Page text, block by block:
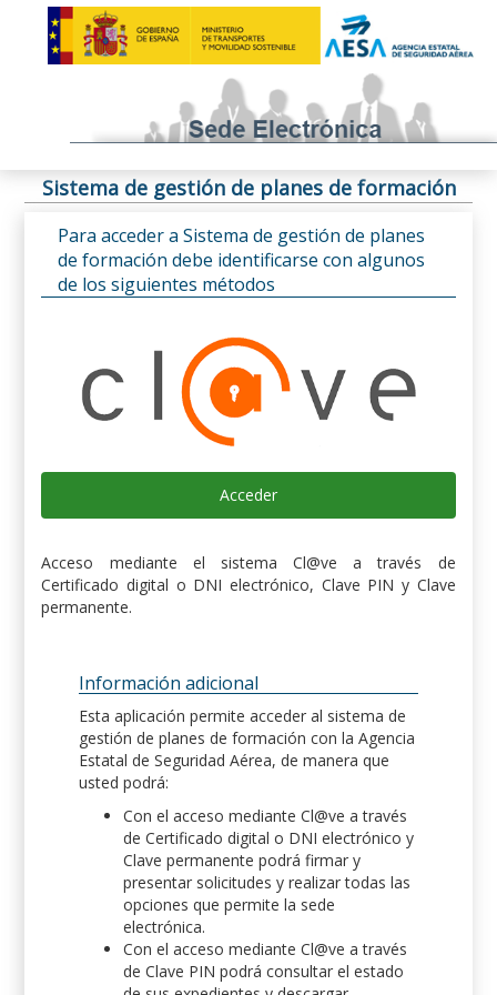
Sistema de gestión de planes de formación
Para acceder a Sistema de gestión de planes
de formación debe identificarse con algunos
de los siguientes métodos
Acceder
Acceso mediante el sistema Cl@ve a través de
Certificado digital o DNI electrónico, Clave PIN y Clave
permanente.
Información adicional
Esta aplicación permite acceder al sistema de
gestión de planes de formación con la Agencia
Estatal de Seguridad Aérea, de manera que
usted podrá:
Con el acceso mediante Cl@ve a través
de Certificado digital o DNI electrónico y
Clave permanente podrá firmar y
presentar solicitudes y realizar todas las
opciones que permite la sede
electrónica.
Con el acceso mediante Cl@ve a través
de Clave PIN podrá consultar el estado